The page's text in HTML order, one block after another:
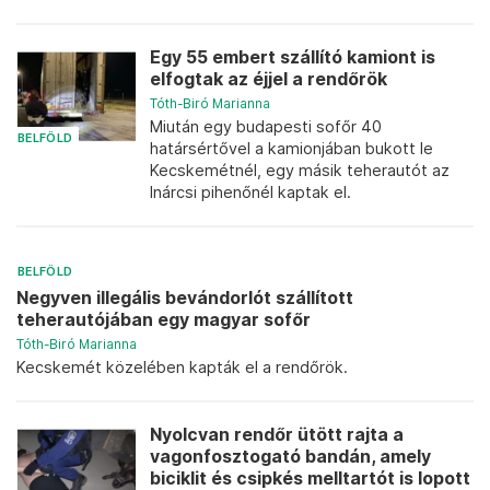
BELFÖLD
Egy 55 embert szállító kamiont is
elfogtak az éjjel a rendőrök
Tóth-Biró Marianna
Miután egy budapesti sofőr 40
határsértővel a kamionjában bukott le
Kecskemétnél, egy másik teherautót az
Inárcsi pihenőnél kaptak el.
BELFÖLD
Negyven illegális bevándorlót szállított
teherautójában egy magyar sofőr
Tóth-Biró Marianna
Kecskemét közelében kapták el a rendőrök.
Nyolcvan rendőr ütött rajta a
vagonfosztogató bandán, amely
biciklit és csipkés melltartót is lopott